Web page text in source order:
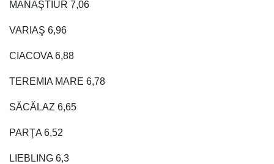
MĂNĂŞTIUR 7,06
VARIAŞ 6,96
CIACOVA 6,88
TEREMIA MARE 6,78
SĂCĂLAZ 6,65
PARŢA 6,52
LIEBLING 6,3